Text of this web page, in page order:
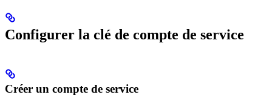
Configurer la clé de compte de service
Créer un compte de service